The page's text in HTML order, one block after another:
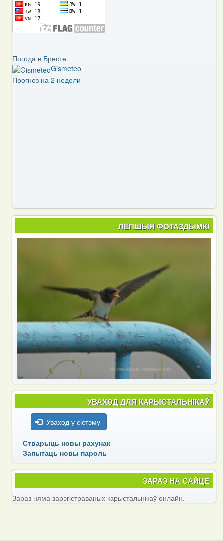
Погода в Бресте
Gismeteo
Прогноз на 2 недели
ЛЕПШЫЯ ФОТАЗДЫМКІ
УВАХОД ДЛЯ КАРЫСТАЛЬНІКАЎ
Уваход у сістэму
Стварыць новы рахунак
Запытаць новы пароль
ЗАРАЗ НА САЙЦЕ
Зараз няма зарэгістраваных карыстальнікаў онлайн.